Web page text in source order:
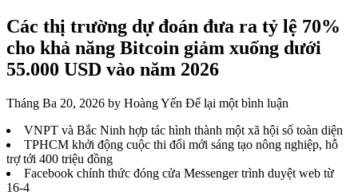
Các thị trường dự đoán đưa ra tỷ lệ 70%
cho khả năng Bitcoin giảm xuống dưới
55.000 USD vào năm 2026
Tháng Ba 20, 2026 by Hoàng Yến Để lại một bình luận
VNPT và Bắc Ninh hợp tác hình thành một xã hội số toàn diện
TPHCM khởi động cuộc thi đổi mới sáng tạo nông nghiệp, hỗ
trợ tới 400 triệu đồng
Facebook chính thức đóng cửa Messenger trình duyệt web từ
16-4